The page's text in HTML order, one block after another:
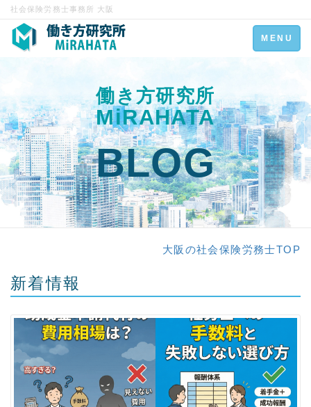
社会保険労務士事務所 大阪
Toggle
navigation
MENU
働き方研究所
MiRAHATA
BLOG
大阪の社会保険労務士TOP
新着情報